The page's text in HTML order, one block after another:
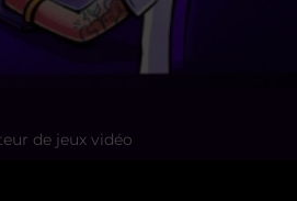
de jeux vidéo